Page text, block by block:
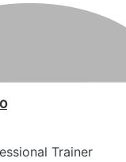
Trainer